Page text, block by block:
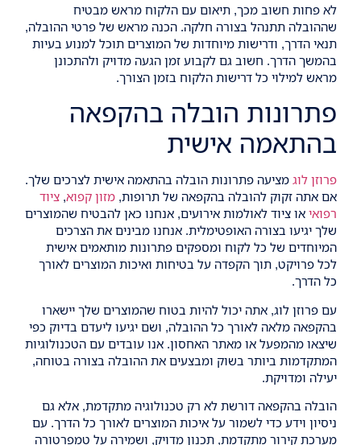
לא פחות חשוב מכך, תיאום עם הלקוח מראש מבטיח
שההובלה תתנהל בצורה חלקה. הכנה מראש של פרטי ההובלה,
תנאי הדרך, ודרישות מיוחדות של המוצרים תוכל למנוע בעיות
בהמשך הדרך. חשוב גם לקבוע זמן הגעה מדויק ולהתכונן
מראש למילוי כל דרישות הלקוח בזמן הצורך.
פתרונות הובלה בהקפאה
בהתאמה אישית
פרוזן לוג מציעה פתרונות הובלה בהתאמה אישית לצרכים שלך.
אם אתה זקוק להובלה בהקפאה של תרופות, מזון קפוא, ציוד
רפואי או ציוד לאולמות אירועים, אנחנו כאן להבטיח שהמוצרים
שלך יגיעו בצורה האופטימלית. אנחנו מבינים את הצרכים
המיוחדים של כל לקוח ומספקים פתרונות מותאמים אישית
לכל פרויקט, תוך הקפדה על בטיחות ואיכות המוצרים לאורך
כל הדרך.
עם פרוזן לוג, אתה יכול להיות בטוח שהמוצרים שלך יישארו
בהקפאה מלאה לאורך כל ההובלה, ושם יגיעו ליעדם בדיוק כפי
שיצאו מהמפעל או מאתר האחסון. אנו עובדים עם הטכנולוגיות
המתקדמות ביותר בשוק ומבצעים את ההובלה בצורה בטוחה,
יעילה ומדויקת.
הובלה בהקפאה דורשת לא רק טכנולוגיה מתקדמת, אלא גם
ניסיון וידע כדי לשמור על איכות המוצרים לאורך כל הדרך. עם
מערכת קירור מתקדמת, תכנון מדויק, ושמירה על טמפרטורה